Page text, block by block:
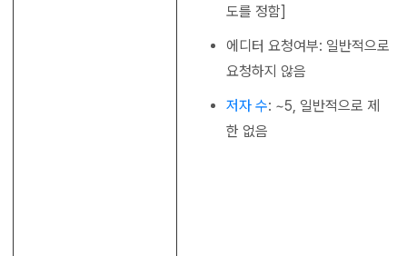
도를 정함]
에디터 요청여부: 일반적으로
요청하지 않음
저자 수: ~5, 일반적으로 제
한 없음